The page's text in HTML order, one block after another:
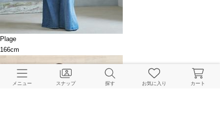
Plage
166cm
メニュー スナップ 探す お気に入り カート